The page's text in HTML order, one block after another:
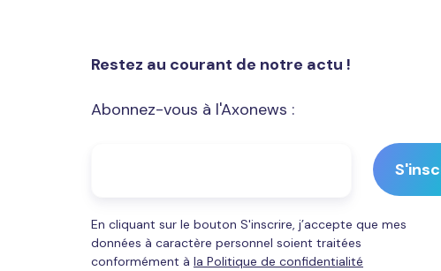
Restez au courant de notre actu !
Abonnez-vous à l'Axonews :
En cliquant sur le bouton S'inscrire, j’accepte que mes
données à caractère personnel soient traitées
conformément à la Politique de confidentialité